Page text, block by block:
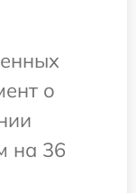
о
на 36